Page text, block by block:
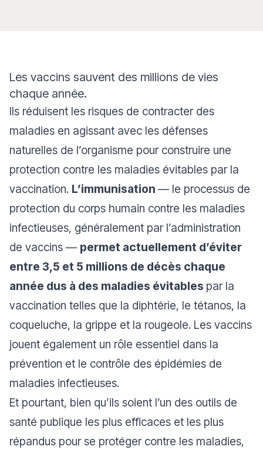
Les vaccins sauvent des millions de vies
chaque année.
Ils réduisent les risques de contracter des
maladies en agissant avec les défenses
naturelles de l’organisme pour construire une
protection contre les maladies évitables par la
vaccination. L’immunisation — le processus de
protection du corps humain contre les maladies
infectieuses, généralement par l’administration
de vaccins — permet actuellement d’éviter
entre 3,5 et 5 millions de décès chaque
année dus à des maladies évitables par la
vaccination telles que la diphtérie, le tétanos, la
coqueluche, la grippe et la rougeole. Les vaccins
jouent également un rôle essentiel dans la
prévention et le contrôle des épidémies de
maladies infectieuses.
Et pourtant, bien qu’ils soient l’un des outils de
santé publique les plus efficaces et les plus
répandus pour se protéger contre les maladies,